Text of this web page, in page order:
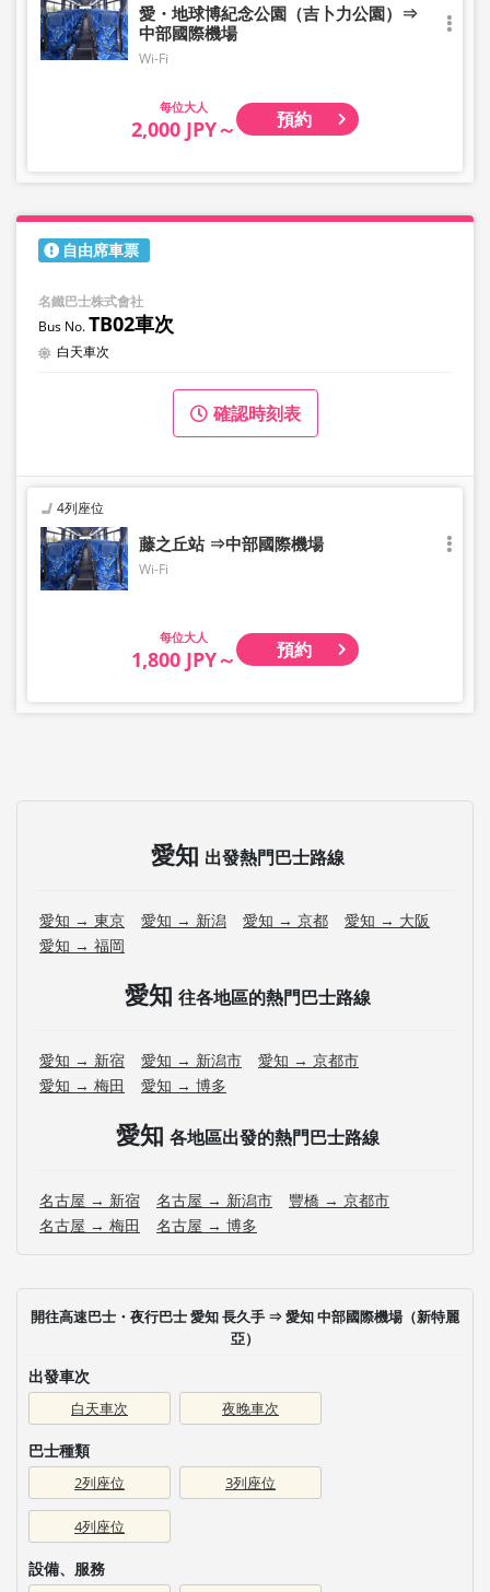
愛・地球博紀念公園（吉卜力公園）⇒
中部國際機場
Wi-Fi
大人
2,000 JPY～ 預約
自由席車票
名鐵巴士株式會社
TB02車次
白天車次
確認時刻表
4列座位
藤之丘站 ⇒中部國際機場
Wi-Fi
大人
1,800 JPY～ 預約
愛知 出發熱門巴士路線
愛知 → 東京 愛知 → 新潟 愛知 → 京都
愛知 → 大阪
愛知 → 福岡
愛知 往各地區的熱門巴士路線
愛知 → 新宿 愛知 → 新潟市
愛知 → 京都市
愛知 → 梅田
愛知 → 博多
愛知 各地區出發的熱門巴士路線
名古屋 → 新宿 名古屋 → 新潟市
豐橋 → 京都市
名古屋 → 梅田
名古屋 → 博多
開往高速巴士・夜行巴士 愛知 長久手 ⇒ 愛知 中部國際機場（新特麗
亞）
出發車次
白天車次 夜晚車次
巴士種類
2列座位 3列座位
4列座位
設備、服務